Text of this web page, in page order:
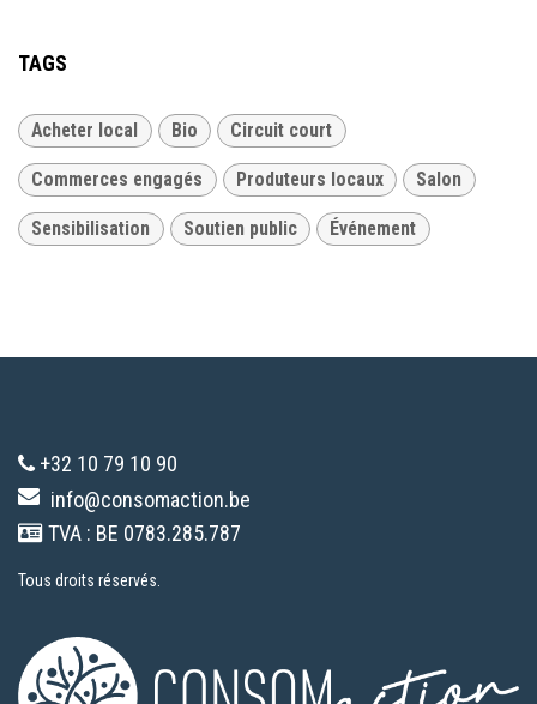
TAGS
Acheter local Bio Circuit court
Commerces engagés Produteurs locaux Salon
Sensibilisation Soutien public Événement
+32 10 79 10 90
info@consomaction.be
TVA : BE 0783.285.787
Tous droits réservés.